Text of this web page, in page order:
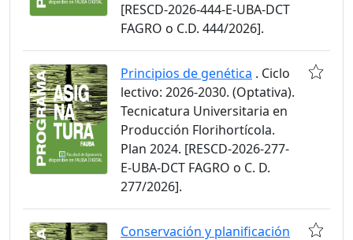
[RESCD-2026-444-E-UBA-DCT
FAGRO o C.D. 444/2026].
Principios de genética . Ciclo
lectivo: 2026-2030. (Optativa).
Tecnicatura Universitaria en
Producción Florihortícola.
Plan 2024. [RESCD-2026-277-
E-UBA-DCT FAGRO o C. D.
277/2026].
Conservación y planificación